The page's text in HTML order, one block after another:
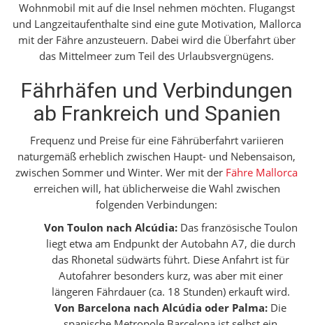
Wohnmobil mit auf die Insel nehmen möchten. Flugangst
und Langzeitaufenthalte sind eine gute Motivation, Mallorca
mit der Fähre anzusteuern. Dabei wird die Überfahrt über
das Mittelmeer zum Teil des Urlaubsvergnügens.
Fährhäfen und Verbindungen
ab Frankreich und Spanien
Frequenz und Preise für eine Fährüberfahrt variieren
naturgemäß erheblich zwischen Haupt- und Nebensaison,
zwischen Sommer und Winter. Wer mit der Fähre Mallorca
erreichen will, hat üblicherweise die Wahl zwischen
folgenden Verbindungen:
Von Toulon nach Alcúdia:Das französische Toulon
liegt etwa am Endpunkt der Autobahn A7, die durch
das Rhonetal südwärts führt. Diese Anfahrt ist für
Autofahrer besonders kurz, was aber mit einer
längeren Fährdauer (ca. 18 Stunden) erkauft wird.
Von Barcelona nach Alcúdia oder Palma: Die